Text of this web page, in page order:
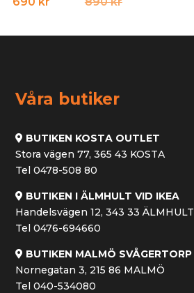
Våra butiker
BUTIKEN KOSTA OUTLET
Stora vägen 77, 365 43 KOSTA
Tel 0478-508 80
BUTIKEN I ÄLMHULT VID IKEA
Handelsvägen 12, 343 33 ÄLMHULT
Tel 0476-694660
BUTIKEN MALMÖ SVÅGERTORP
Nornegatan 3, 215 86 MALMÖ
Tel 040-534080